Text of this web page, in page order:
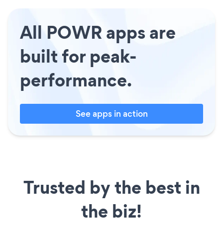
All POWR apps are
built for peak-
performance.
See apps in action
Trusted by the best in
the biz!